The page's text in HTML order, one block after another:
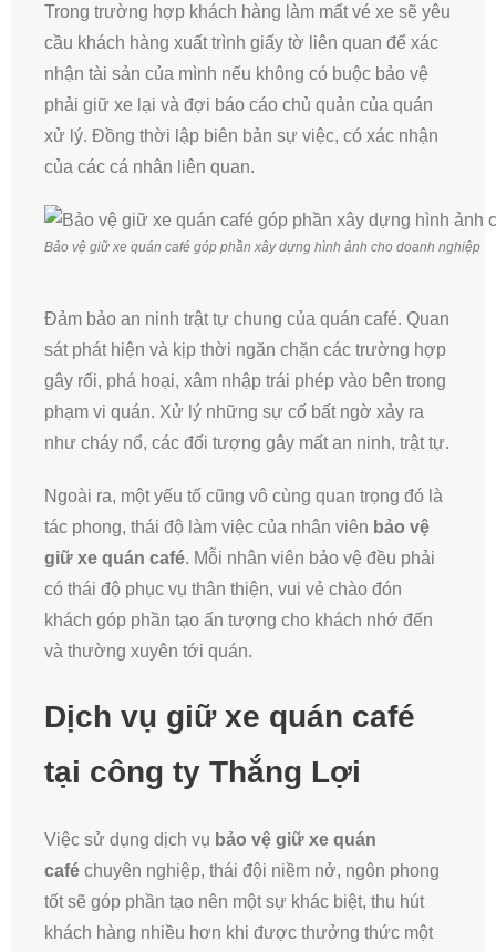
Trong trường hợp khách hàng làm mất vé xe sẽ yêu
cầu khách hàng xuất trình giấy tờ liên quan để xác
nhận tài sản của mình nếu không có buộc bảo vệ
phải giữ xe lại và đợi báo cáo chủ quản của quán
xử lý. Đồng thời lập biên bản sự việc, có xác nhận
của các cá nhân liên quan.
Bảo vệ giữ xe quán café góp phần xây dựng hình ảnh cho doanh nghiệp
Đảm bảo an ninh trật tự chung của quán café. Quan
sát phát hiện và kịp thời ngăn chặn các trường hợp
gây rối, phá hoại, xâm nhập trái phép vào bên trong
phạm vi quán. Xử lý những sự cố bất ngờ xảy ra
như cháy nổ, các đối tượng gây mất an ninh, trật tự.
Ngoài ra, một yếu tố cũng vô cùng quan trọng đó là
tác phong, thái độ làm việc của nhân viên bảo vệ
giữ xe quán café. Mỗi nhân viên bảo vệ đều phải
có thái độ phục vụ thân thiện, vui vẻ chào đón
khách góp phần tạo ấn tượng cho khách nhớ đến
và thường xuyên tới quán.
Dịch vụ giữ xe quán café
tại công ty Thắng Lợi
Việc sử dụng dịch vụ bảo vệ giữ xe quán
café chuyên nghiệp, thái đội niềm nở, ngôn phong
tốt sẽ góp phần tạo nên một sự khác biệt, thu hút
khách hàng nhiều hơn khi được thưởng thức một